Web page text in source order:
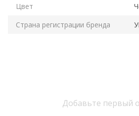
Цвет
Страна регистрации бренда
Добавьте первый